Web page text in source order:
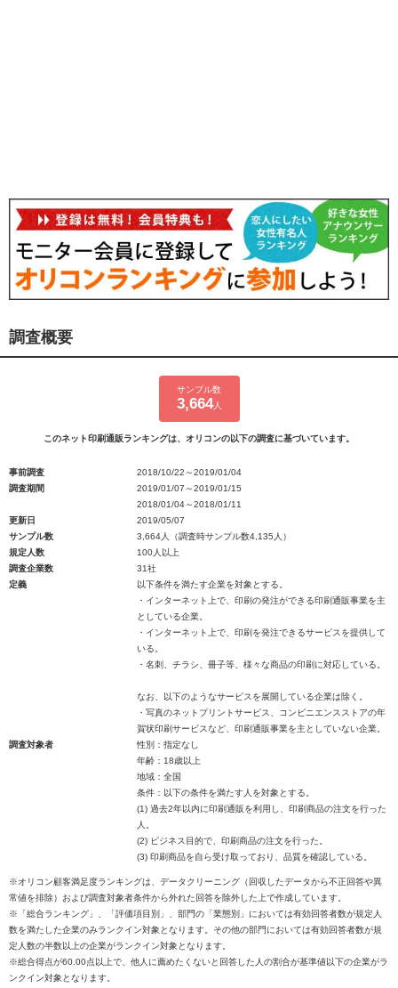
調査概要
サンプル数
3,664人
このネット印刷通販ランキングは、オリコンの以下の調査に基づいています。
事前調査
2018/10/22～2019/01/04
調査期間
2019/01/07～2019/01/15
2018/01/04～2018/01/11
更新日
2019/05/07
サンプル数
3,664人（調査時サンプル数4,135人）
規定人数
100人以上
調査企業数
31社
定義
以下条件を満たす企業を対象とする。
・インターネット上で、印刷の発注ができる印刷通販事業を主
としている企業。
・インターネット上で、印刷を発注できるサービスを提供して
いる。
・名刺、チラシ、冊子等、様々な商品の印刷に対応している。
なお、以下のようなサービスを展開している企業は除く。
・写真のネットプリントサービス、コンビニエンスストアの年
賀状印刷サービスなど、印刷通販事業を主としていない企業。
調査対象者
性別：指定なし
年齢：18歳以上
地域：全国
条件：以下の条件を満たす人を対象とする。
(1) 過去2年以内に印刷通販を利用し、印刷商品の注文を行った
人。
(2) ビジネス目的で、印刷商品の注文を行った。
(3) 印刷商品を自ら受け取っており、品質を確認している。
※オリコン顧客満足度ランキングは、データクリーニング（回収したデータから不正回答や異
常値を排除）および調査対象者条件から外れた回答を除外した上で作成しています。
※「総合ランキング」、「評価項目別」、部門の「業態別」においては有効回答者数が規定人
数を満たした企業のみランクイン対象となります。その他の部門においては有効回答者数が規
定人数の半数以上の企業がランクイン対象となります。
※総合得点が60.00点以上で、他人に薦めたくないと回答した人の割合が基準値以下の企業がラ
ンクイン対象となります。